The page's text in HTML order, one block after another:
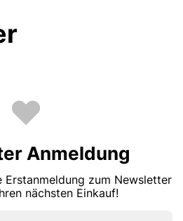
Anmeldung
Erstanmeldung zum Newsletter
nächsten Einkauf!